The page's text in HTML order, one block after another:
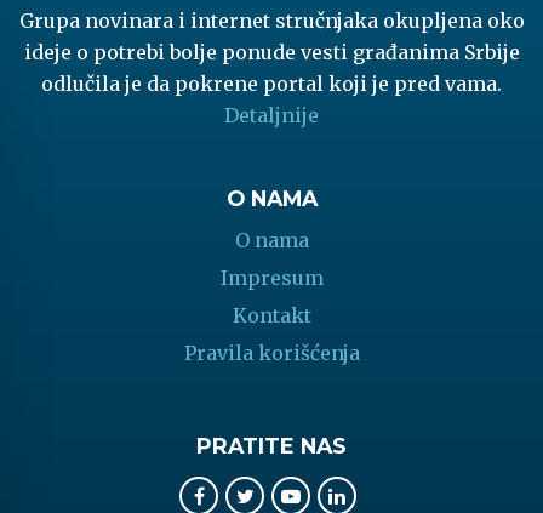
Grupa novinara i internet stručnjaka okupljena oko
ideje o potrebi bolje ponude vesti građanima Srbije
odlučila je da pokrene portal koji je pred vama.
Detaljnije
O NAMA
O nama
Impresum
Kontakt
Pravila korišćenja
PRATITE NAS